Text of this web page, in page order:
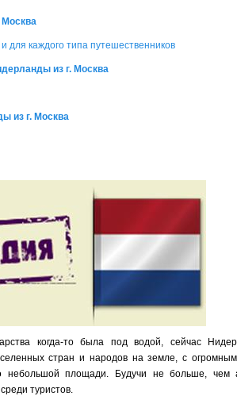
Москва
для каждого типа путешественников
из г. Москва
из г. Москва
когда-то была под водой, сейчас
стран и народов на земле, с
небольшой площади. Будучи не больше, чем
туристов.